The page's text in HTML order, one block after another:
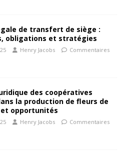
de transfert de siège :
obligations et stratégies
Henry Jacobs
Commentaires
des coopératives
la production de fleurs de
et opportunités
Henry Jacobs
Commentaires